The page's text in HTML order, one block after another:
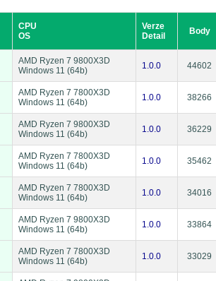
CPU
OS
Verze
Detail
Body
AMD Ryzen 7 9800X3D
Windows 11 (64b)
1.0.0 44602
AMD Ryzen 7 7800X3D
Windows 11 (64b)
1.0.0 38266
AMD Ryzen 7 9800X3D
Windows 11 (64b)
1.0.0 36229
AMD Ryzen 7 7800X3D
Windows 11 (64b)
1.0.0 35462
AMD Ryzen 7 7800X3D
Windows 11 (64b)
1.0.0 34016
AMD Ryzen 7 9800X3D
Windows 11 (64b)
1.0.0 33864
AMD Ryzen 7 7800X3D
Windows 11 (64b)
1.0.0 33029